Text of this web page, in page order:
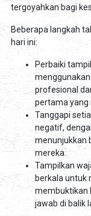
tergoyahkan bagi
Beberapa langkah
hari ini:
Perbaiki
profesional
pertama yang
Tanggapi
negatif,
menunjukkan
mereka.
Tampilkan
berkala untuk
membuktikan
jawab di balik